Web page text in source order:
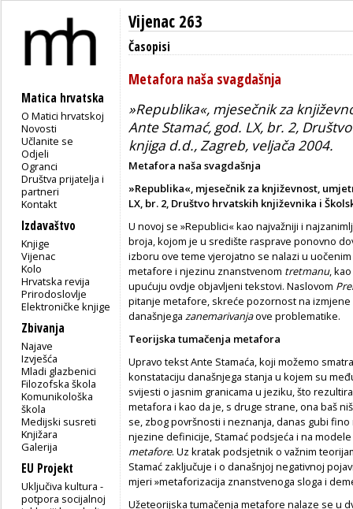
Matica hrvatska
O Matici hrvatskoj
Novosti
Učlanite se
Odjeli
Ogranci
Društva prijatelja i
partneri
Kontakt
Izdavaštvo
Knjige
Vijenac
Kolo
Hrvatska revija
Prirodoslovlje
Elektroničke knjige
Zbivanja
Najave
Izvješća
Mladi glazbenici
Filozofska škola
Komunikološka
škola
Medijski susreti
Knjižara
Galerija
EU Projekt
Uključiva kultura -
potpora socijalnoj
Vijenac 263
Časopisi
Metafora naša svagdašnja
»Republika«, mjesečnik za
Ante Stamać, god. LX, br. 2,
knjiga d.d., Zagreb, veljača 2004.
Metafora naša svagdašnja
»Republika«, mjesečnik za književnost,
LX, br. 2, Društvo hrvatskih književnika i
U novoj se »Republici« kao najvažniji i
broja, kojom je u središte rasprave ponovno
izboru ove teme vjerojatno se nalazi u
metafore i njezinu znanstvenom tretmanu,
upućuju ovdje objavljeni tekstovi. Naslovom
pitanje metafore, skreće pozornost na
današnjega zanemarivanjaove problematike.
Teorijska tumačenja metafora
Upravo tekst Ante Stamaća, koji možemo
konstataciju današnjega stanja u kojem su
svijesti o jasnim granicama u jeziku, što
metafora i kao da je, s druge strane, ona baš
se, zbog površnosti i neznanja, danas gubi
njezine definicije, Stamać podsjeća i na
metafore. Uz kratak podsjetnik o važnim
Stamać zaključuje i o današnjoj negativnoj
mjeri »metaforizacija znanstvenoga sloga i
Užeteorijska tumačenja metafore nalaze se u